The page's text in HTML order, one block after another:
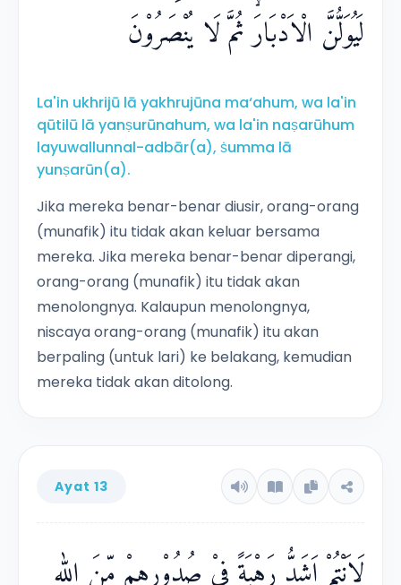
لَيُوَلُّنَّ الْاَدْبَارَۙ ثُمَّ لَا يُنْصَرُوْنَ
La'in ukhrijū lā yakhrujūna ma‘ahum, wa la'in
qūtilū lā yanṣurūnahum, wa la'in naṣarūhum
layuwallunnal-adbār(a), ṡumma lā
yunṣarūn(a).
Jika mereka benar-benar diusir, orang-orang
(munafik) itu tidak akan keluar bersama
mereka. Jika mereka benar-benar diperangi,
orang-orang (munafik) itu tidak akan
menolongnya. Kalaupun menolongnya,
niscaya orang-orang (munafik) itu akan
berpaling (untuk lari) ke belakang, kemudian
mereka tidak akan ditolong.
Ayat 13
لَاَنْتُمْ اَشَدُّ رَهْبَةً فِيْ صُدُوْرِهِمْ مِّنَ اللّٰهِ